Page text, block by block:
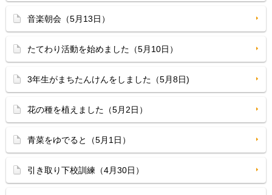
音楽朝会（5月13日）
たてわり活動を始めました（5月10日）
3年生がまちたんけんをしました（5月8日)
花の種を植えました（5月2日）
青菜をゆでると（5月1日）
引き取り下校訓練（4月30日）